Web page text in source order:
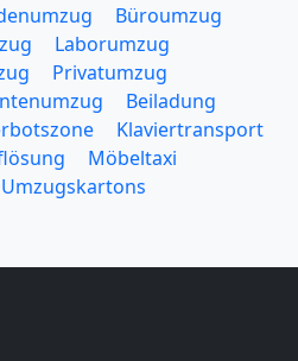
Büroumzug
Laborumzug
Privatumzug
Beiladung
Klaviertransport
Möbeltaxi
Umzugskartons